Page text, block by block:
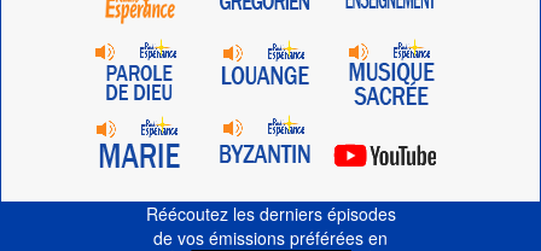
Réécoutez les derniers épisodes
de vos émissions préférées en